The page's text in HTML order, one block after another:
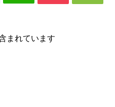
まれています